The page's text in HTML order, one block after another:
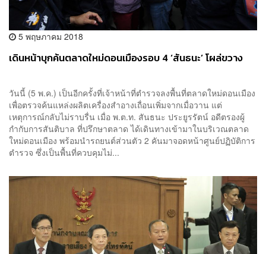
5 พฤษภาคม 2018
เดินหน้าบุกค้นตลาดใหม่ดอนเมืองรอบ 4 ‘สันธนะ’ โผล่ขวาง
วันนี้ (5 พ.ค.) เป็นอีกครั้งที่เจ้าหน้าที่ตำรวจลงพื้นที่ตลาดใหม่ดอนเมือง
เพื่อตรวจค้นแหล่งผลิตเครื่องสำอางเถื่อนเพิ่มจากเมื่อวาน แต่
เหตุการณ์กลับไม่ราบรื่น เมื่อ พ.ต.ท. สันธนะ ประยูรรัตน์ อดีตรองผู้
กำกับการสันติบาล ที่ปรึกษาตลาด ได้เดินทางเข้ามาในบริเวณตลาด
ใหม่ดอนเมือง พร้อมนำรถยนต์ส่วนตัว 2 คันมาจอดหน้าศูนย์ปฏิบัติการ
ตำรวจ ซึ่งเป็นพื้นที่ควบคุมไม่...